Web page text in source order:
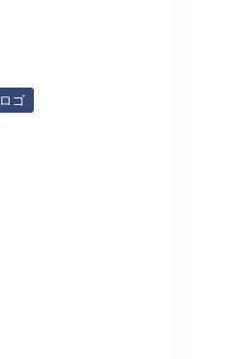
ロゴ